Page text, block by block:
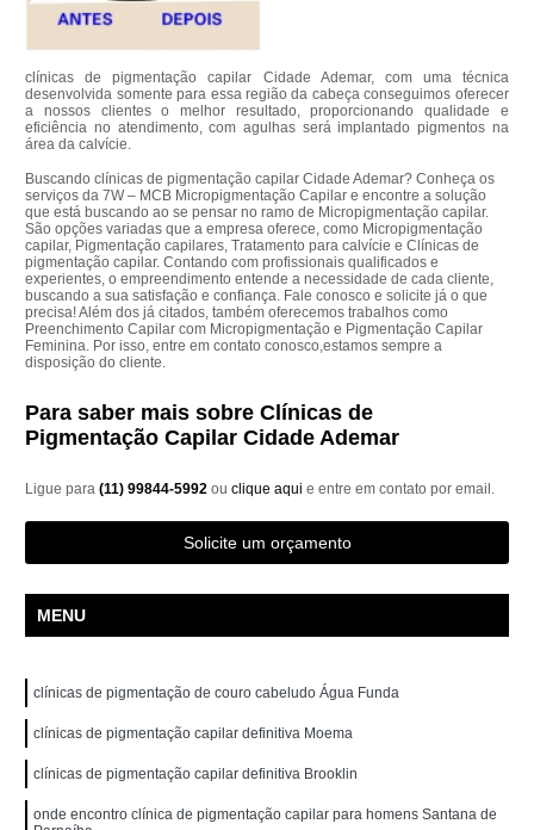
clínicas de pigmentação capilar Cidade Ademar, com uma técnica
desenvolvida somente para essa região da cabeça conseguimos oferecer
a nossos clientes o melhor resultado, proporcionando qualidade e
eficiência no atendimento, com agulhas será implantado pigmentos na
área da calvície.
Buscando clínicas de pigmentação capilar Cidade Ademar? Conheça os
serviços da 7W – MCB Micropigmentação Capilar e encontre a solução
que está buscando ao se pensar no ramo de Micropigmentação capilar.
São opções variadas que a empresa oferece, como Micropigmentação
capilar, Pigmentação capilares, Tratamento para calvície e Clínicas de
pigmentação capilar. Contando com profissionais qualificados e
experientes, o empreendimento entende a necessidade de cada cliente,
buscando a sua satisfação e confiança. Fale conosco e solicite já o que
precisa! Além dos já citados, também oferecemos trabalhos como
Preenchimento Capilar com Micropigmentação e Pigmentação Capilar
Feminina. Por isso, entre em contato conosco,estamos sempre a
disposição do cliente.
Para saber mais sobre Clínicas de
Pigmentação Capilar Cidade Ademar
Ligue para(11) 99844-5992ouclique aqui e entre em contato por email.
Solicite um orçamento
MENU
clínicas de pigmentação de couro cabeludo Água Funda
clínicas de pigmentação capilar definitiva Moema
clínicas de pigmentação capilar definitiva Brooklin
onde encontro clínica de pigmentação capilar para homens Santana de